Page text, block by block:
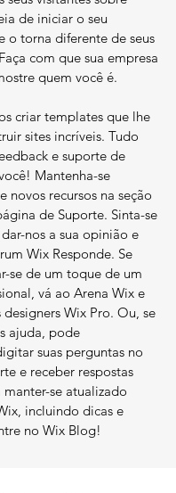
de iniciar o seu
o torna diferente de seus
com que sua empresa
quem você é.
criar templates que lhe
sites incríveis. Tudo
e suporte de
Mantenha-se
novos recursos na seção
de Suporte. Sinta-se
nos a sua opinião e
Wix Responde. Se
se de um toque de um
vá ao Arena Wix e
Wix Pro. Ou, se
ajuda, pode
suas perguntas no
e receber respostas
se atualizado
incluindo dicas e
no Wix Blog!